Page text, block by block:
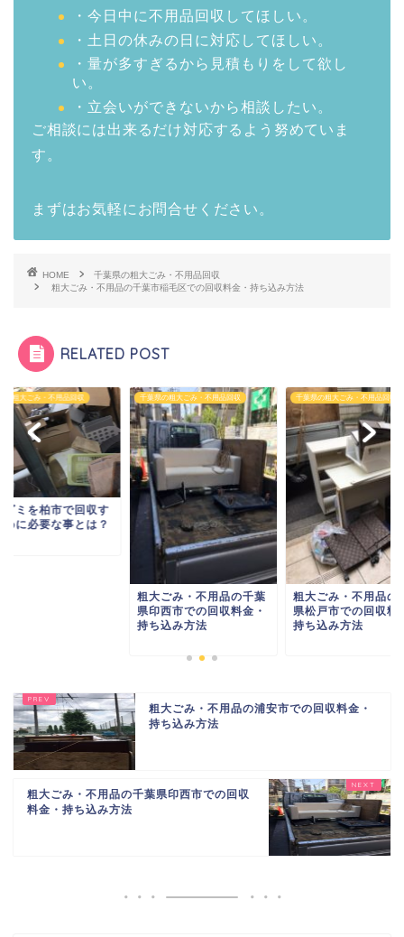
・今日中に不用品回収してほしい。
・土日の休みの日に対応してほしい。
・量が多すぎるから見積もりをして欲し
い。
・立会いができないから相談したい。
ご相談には出来るだけ対応するよう努めていま
す。
まずはお気軽にお問合せください。
HOME
千葉県の粗大ごみ・不用品回収
粗大ごみ・不用品の千葉市稲毛区での回収料金・持ち込み方法
RELATED POST
の粗大ごみ・不用品回収 千葉県の粗大ごみ・不用品回収
粗大ごみ・不用品の千葉
県松戸市での回収料金・
持ち込み方法
千葉県の粗大ごみ・不用品回収
粗大ゴミを柏市で回
るために必要な事と
粗大ごみ・不用品の浦安市での回収料金・
持ち込み方法
粗大ごみ・不用品の千葉県印西市での回収
料金・持ち込み方法